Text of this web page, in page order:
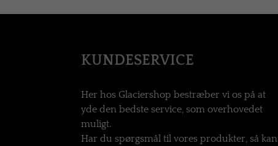
KUNDESERVICE
Her hos Glaciershop bestræber vi os på at
yde den bedste service, som overhovedet
muligt.
Har du spørgsmål til vores produkter, så kan